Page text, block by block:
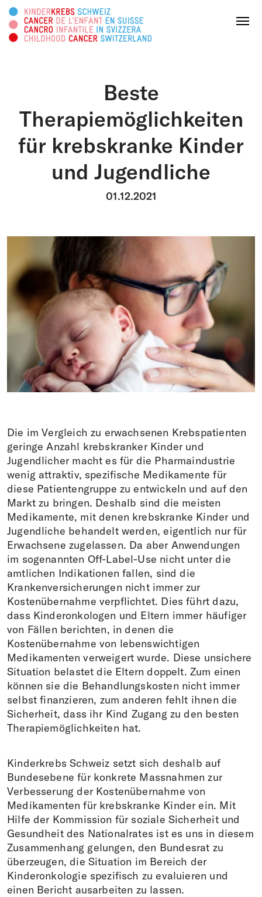
Menu
About us
Areas of activity
Information platform
Donations
EN DE FR
Search this web page
Beste
Therapiemöglichkeiten
für krebskranke Kinder
und Jugendliche
01.12.2021
Die im Vergleich zu erwachsenen Krebspatienten
geringe Anzahl krebskranker Kinder und
Jugendlicher macht es für die Pharmaindustrie
wenig attraktiv, spezifische Medikamente für
diese Patientengruppe zu entwickeln und auf den
Markt zu bringen. Deshalb sind die meisten
Medikamente, mit denen krebskranke Kinder und
Jugendliche behandelt werden, eigentlich nur für
Erwachsene zugelassen. Da aber Anwendungen
im sogenannten Off-Label-Use nicht unter die
amtlichen Indikationen fallen, sind die
Krankenversicherungen nicht immer zur
Kostenübernahme verpflichtet. Dies führt dazu,
dass Kinderonkologen und Eltern immer häufiger
von Fällen berichten, in denen die
Kostenübernahme von lebenswichtigen
Medikamenten verweigert wurde. Diese unsichere
Situation belastet die Eltern doppelt. Zum einen
können sie die Behandlungskosten nicht immer
selbst finanzieren, zum anderen fehlt ihnen die
Sicherheit, dass ihr Kind Zugang zu den besten
Therapiemöglichkeiten hat.
Kinderkrebs Schweiz setzt sich deshalb auf
Bundesebene für konkrete Massnahmen zur
Verbesserung der Kostenübernahme von
Medikamenten für krebskranke Kinder ein. Mit
Hilfe der Kommission für soziale Sicherheit und
Gesundheit des Nationalrates ist es uns in diesem
Zusammenhang gelungen, den Bundesrat zu
überzeugen, die Situation im Bereich der
Kinderonkologie spezifisch zu evaluieren und
einen Bericht ausarbeiten zu lassen.